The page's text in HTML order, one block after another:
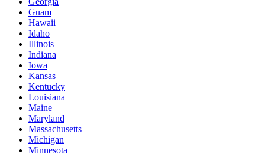
Guam
Hawaii
Idaho
Illinois
Indiana
Iowa
Kansas
Kentucky
Louisiana
Maine
Maryland
Massachusetts
Michigan
Minnesota